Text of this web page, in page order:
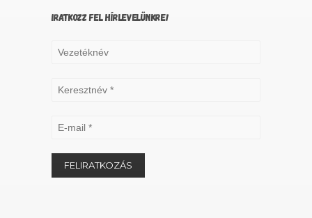
IRATKOZZ FEL HÍRLEVELÜNKRE!